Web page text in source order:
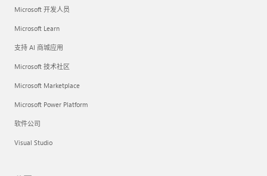
Microsoft 开发人员
Microsoft Learn
支持 AI 商城应用
Microsoft 技术社区
Microsoft Marketplace
Microsoft Power Platform
软件公司
Visual Studio